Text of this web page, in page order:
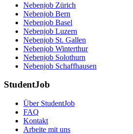
Nebenjob Zürich
Nebenjob Bern
Nebenjob Basel
Nebenjob Luzern
Nebenjob St. Gallen
Nebenjob Winterthur
Nebenjob Solothurn
Nebenjob Schaffhausen
StudentJob
Über StudentJob
FAQ
Kontakt
Arbeite mit uns